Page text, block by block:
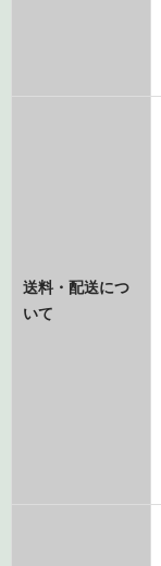
送料・配送につ
いて